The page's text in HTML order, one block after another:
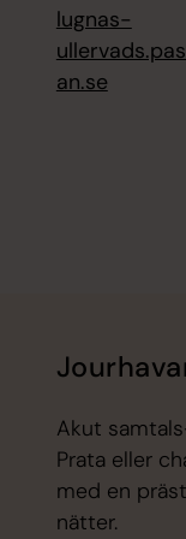
lugnas-
an.se
Akut
Prata eller
med en
nätter.